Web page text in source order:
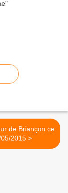
de Briançon ce
15/05/2015 >